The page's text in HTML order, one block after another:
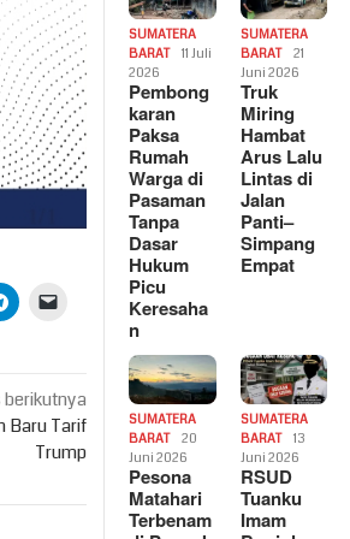
berikutnya
Baru Tarif
Trump
SUMATERA
BARAT
11 Juli
2026
Pembong
karan
Paksa
Rumah
Warga di
Pasaman
Tanpa
Dasar
Hukum
Picu
Keresaha
n
SUMATERA
BARAT
21
Juni 2026
Truk
Miring
Hambat
Arus Lalu
Lintas di
Jalan
Panti–
Simpang
Empat
SUMATERA
BARAT
20
Juni 2026
Pesona
Matahari
Terbenam
SUMATERA
BARAT
13
Juni 2026
RSUD
Tuanku
Imam